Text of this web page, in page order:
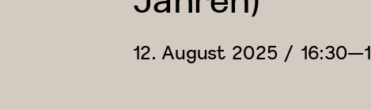
12. August 2025 / 16:30—